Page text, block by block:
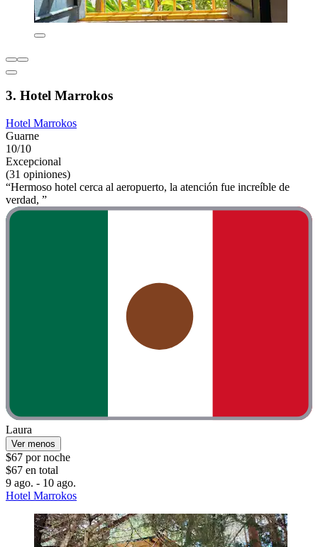
3. Hotel Marrokos
Hotel Marrokos
Guarne
10/10
Excepcional
(31 opiniones)
“Hermoso hotel cerca al aeropuerto, la atención fue increíble de
verdad, ”
Laura
Ver menos
$67 por noche
$67 en total
9 ago. - 10 ago.
Hotel Marrokos